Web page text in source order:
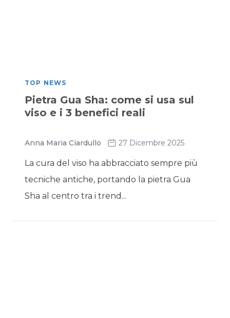
TOP NEWS
Pietra Gua Sha: come si usa sul
viso e i 3 benefici reali
Anna Maria Ciardullo 27 Dicembre 2025
La cura del viso ha abbracciato sempre più
tecniche antiche, portando la pietra Gua
Sha al centro tra i trend...